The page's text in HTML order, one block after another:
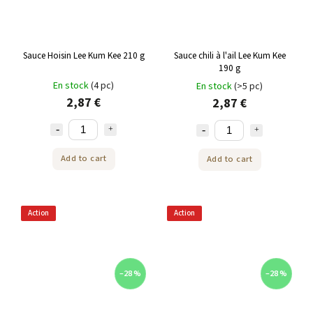
Sauce Hoisin Lee Kum Kee 210 g
En stock(4 pc)
2,87 €
Add to cart
Sauce chili à l'ail Lee Kum Kee
190 g
En stock(>5 pc)
2,87 €
Add to cart
Action
–28 %
Action
–28 %